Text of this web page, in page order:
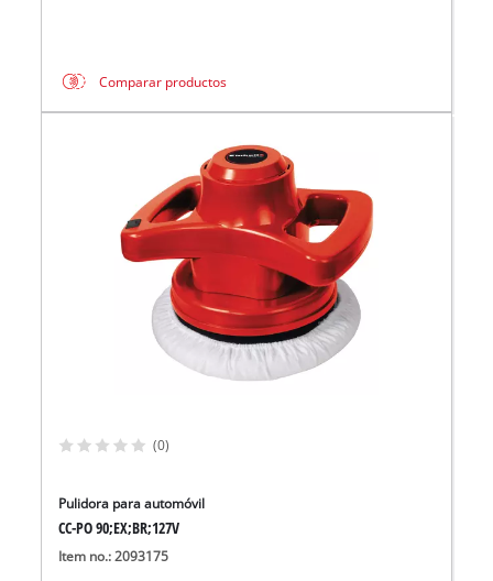
Comparar productos
(0)
Pulidora para automóvil
CC-PO 90;EX;BR;127V
Item no.: 2093175